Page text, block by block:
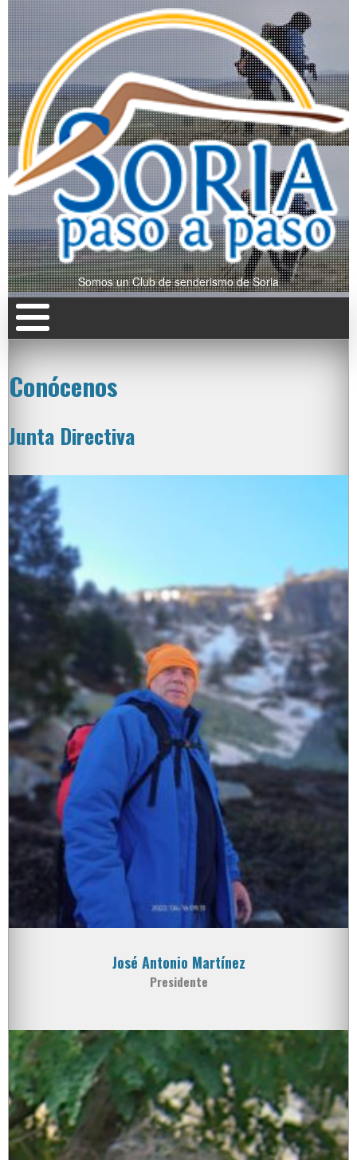
Somos un Club de senderismo de Soria
Conócenos
Junta Directiva
José Antonio Martínez
Presidente